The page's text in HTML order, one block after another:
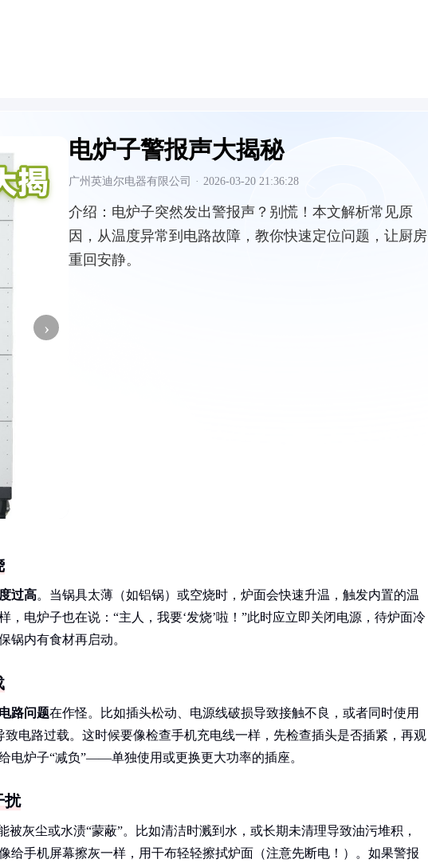
›
电炉子警报声大揭秘
广州英迪尔电器有限公司 · 2026-03-20 21:36:28
介绍： 电炉子突然发出警报声？别慌！本文解析常见原
因，从温度异常到电路故障，教你快速定位问题，让厨房
重回安静。
过高。当锅具太薄（如铝锅）或空烧时，炉面会快速升温，触发内置的温
，电炉子也在说：“主人，我要‘发烧’啦！”此时应立即关闭电源，待炉面冷
锅内有食材再启动。
电路问题在作怪。比如插头松动、电源线破损导致接触不良，或者同时使用
电路过载。这时候要像检查手机充电线一样，先检查插头是否插紧，再观
电炉子“减负”——单独使用或更换更大功率的插座。
扰
灰尘或水渍“蒙蔽”。比如清洁时溅到水，或长期未清理导致油污堆积，
给手机屏幕擦灰一样，用干布轻轻擦拭炉面（注意先断电！）。如果警报